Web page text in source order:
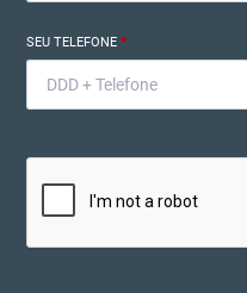
SEU TELEFONE*